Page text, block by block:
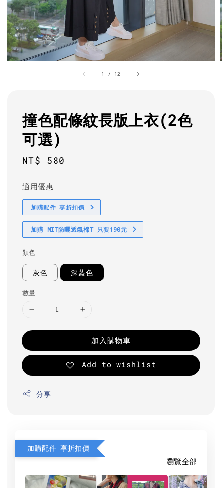
1 / 12
撞色配條紋長版上衣(2色
可選)
Regular
NT$ 580
適用優惠
加購配件 享折扣價
加購 MIT防曬透氣棉T 只要190元
顏色
灰色 深藍色
數量
加入購物車
Add to wishlist
分享
加購配件 享折扣價
瀏覽全部